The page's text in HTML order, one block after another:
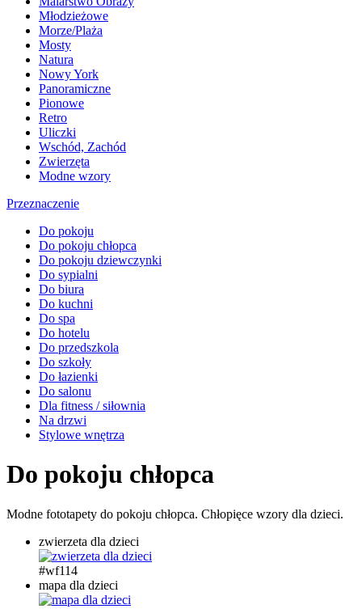
Młodzieżowe
Morze/Plaża
Mosty
Natura
Nowy York
Panoramiczne
Pionowe
Retro
Uliczki
Wschód, Zachód
Zwierzęta
Modne wzory
Przeznaczenie
Do pokoju
Do pokoju chłopca
Do pokoju dziewczynki
Do sypialni
Do biura
Do kuchni
Do spa
Do hotelu
Do przedszkola
Do szkoły
Do łazienki
Do salonu
Dla fitness / siłownia
Na drzwi
Stylowe wnętrza
Do pokoju chłopca
Modne fototapety do pokoju chłopca. Chłopięce wzory dla dzieci.
zwierzeta dla dzieci
#wf114
mapa dla dzieci